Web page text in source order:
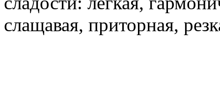
слащавая, приторная,